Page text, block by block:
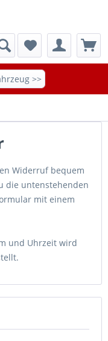
>>
Widerruf bequem
die untenstehenden
mit einem
und Uhrzeit wird